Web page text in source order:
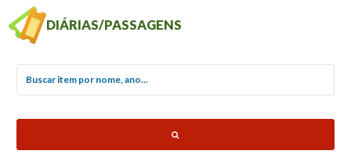
DIÁRIAS/PASSAGENS
Buscar item por nome, ano...